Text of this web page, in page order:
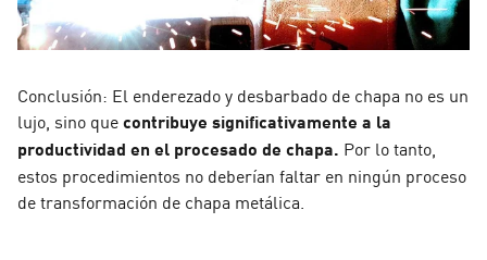
Conclusión: El enderezado y desbarbado de chapa no es un
lujo, sino quecontribuye significativamente a la
productividad en el procesado de chapa. Por lo tanto,
estos procedimientos no deberían faltar en ningún proceso
de transformación de chapa metálica.